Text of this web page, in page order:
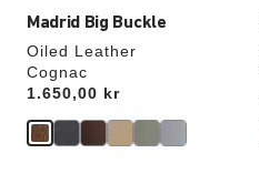
Madrid Big Buckle
Oiled Leather
Cognac
Price:
1.650,00 kr